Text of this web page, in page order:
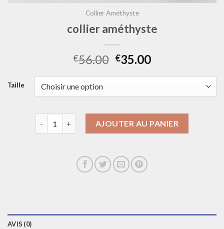
Collier Améthyste
collier améthyste
€56.00 €35.00
Taille
AJOUTER AU PANIER
AVIS (0)